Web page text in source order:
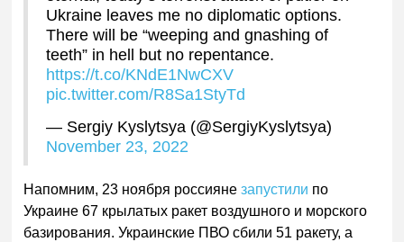
Ukraine leaves me no diplomatic options.
There will be “weeping and gnashing of
teeth” in hell but no repentance.
https://t.co/KNdE1NwCXV
pic.twitter.com/R8Sa1StyTd
— Sergiy Kyslytsya (@SergiyKyslytsya)
November 23, 2022
Напомним, 23 ноября россиянезапустили по
Украине 67 крылатых ракет воздушного и морского
базирования. Украинские ПВО сбили 51 ракету, а